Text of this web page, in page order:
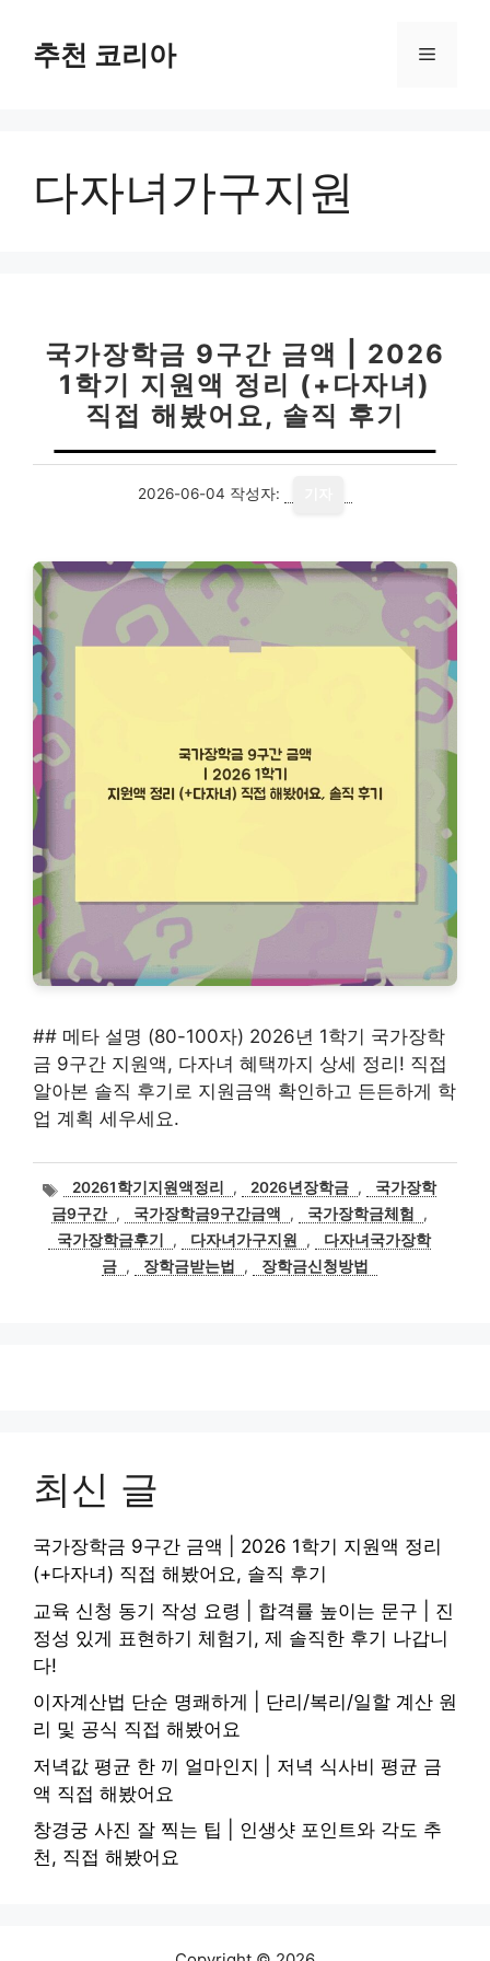
추천 코리아 메
다자녀가구지원
국가장학금 9구간 금액 | 2026
1학기 지원액 정리 (+다자녀)
직접 해봤어요, 솔직 후기
2026-06-04 작성자:
## 메타 설명 (80-100자) 2026년 1학기 국가장학
금 9구간 지원액, 다자녀 혜택까지 상세 정리! 직접
알아본 솔직 후기로 지원금액 확인하고 든든하게 학
업 계획 세우세요.
태
그
20261학기지원액정리 , 2026년장학금 ,
국가장학
금9구간 , 국가장학금9구간금액 , 국가장학금체험
,
국가장학금후기
, 다자녀가구지원 ,
다자녀국가장학
금 , 장학금받는법 , 장학금신청방법
최신 글
국가장학금 9구간 금액 | 2026 1학기 지원액 정리
(+다자녀) 직접 해봤어요, 솔직 후기
교육 신청 동기 작성 요령 | 합격률 높이는 문구 | 진
정성 있게 표현하기 체험기, 제 솔직한 후기 나갑니
다!
이자계산법 단순 명쾌하게 | 단리/복리/일할 계산 원
리 및 공식 직접 해봤어요
저녁값 평균 한 끼 얼마인지 | 저녁 식사비 평균 금
액 직접 해봤어요
창경궁 사진 잘 찍는 팁 | 인생샷 포인트와 각도 추
천, 직접 해봤어요